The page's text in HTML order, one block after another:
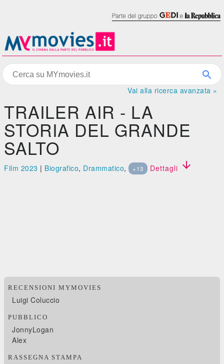
Vai alla ricerca avanzata »
TRAILER AIR - LA
STORIA DEL GRANDE
SALTO
Film 2023 | Biografico, Drammatico, +13 Dettagli 
RECENSIONI MYMOVIES
Luigi Coluccio
PUBBLICO
JonnyLogan
Alex
RASSEGNA STAMPA